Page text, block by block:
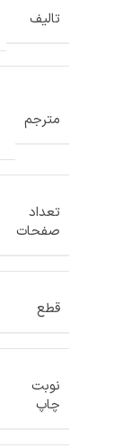
تالیف
مترجم
تعداد
صفحات
قطع
نوبت
چاپ